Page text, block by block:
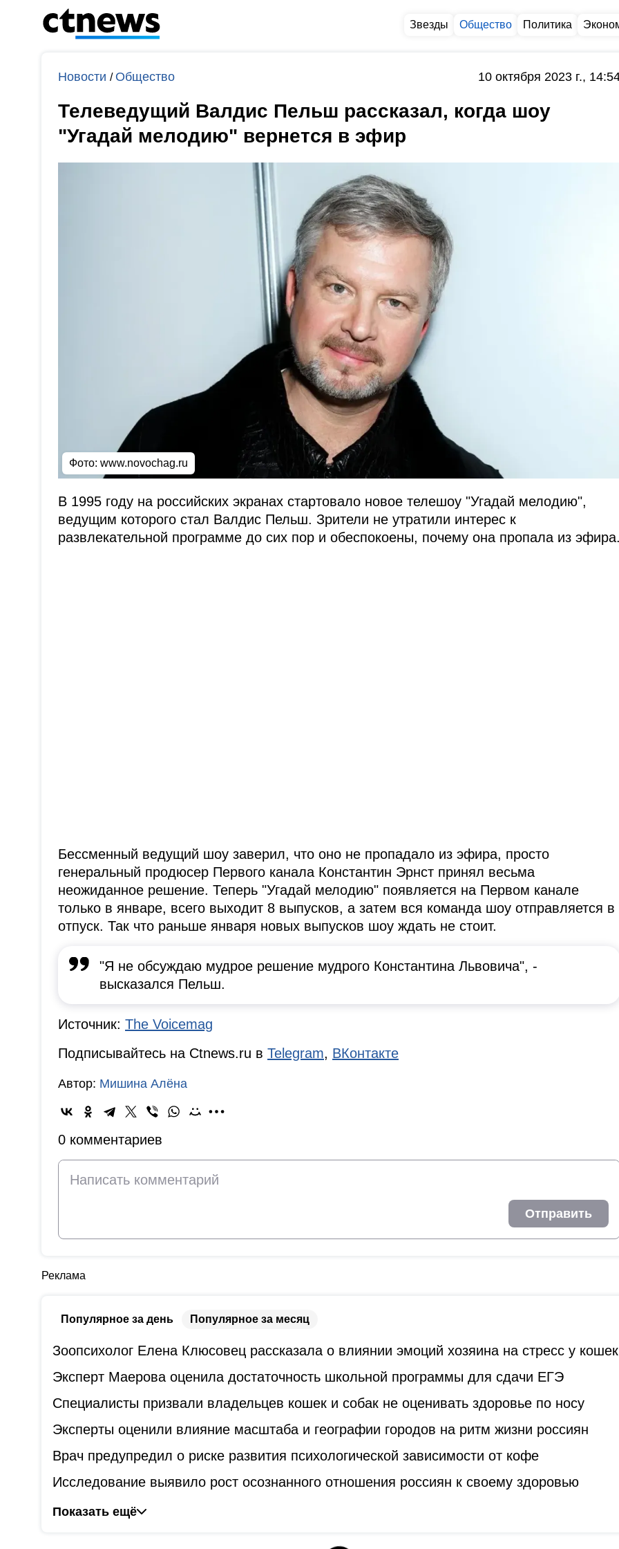
Звезды Общество Политика
Новости /Общество 10 октября 2023 г.,
Телеведущий Валдис Пельш рассказал, когда шоу
"Угадай мелодию" вернется в эфир
Фото: www.novochag.ru
В 1995 году на российских экранах стартовало новое телешоу "Угадай мелодию",
ведущим которого стал Валдис Пельш. Зрители не утратили интерес к
развлекательной программе до сих пор и обеспокоены, почему она пропала из
Бессменный ведущий шоу заверил, что оно не пропадало из эфира, просто
генеральный продюсер Первого канала Константин Эрнст принял весьма
неожиданное решение. Теперь "Угадай мелодию" появляется на Первом канале
только в январе, всего выходит 8 выпусков, а затем вся команда шоу отправляется в
отпуск. Так что раньше января новых выпусков шоу ждать не стоит.
"Я не обсуждаю мудрое решение мудрого Константина Львовича", -
высказался Пельш.
Источник: The Voicemag
Подписывайтесь на Ctnews.ru в Telegram, ВКонтакте
Автор: Мишина Алёна
0 комментариев
Отправить
Реклама
Популярное за день Популярное за месяц
Зоопсихолог Елена Клюсовец рассказала о влиянии эмоций хозяина на стресс у кошек
Эксперт Маерова оценила достаточность школьной программы для сдачи ЕГЭ
Специалисты призвали владельцев кошек и собак не оценивать здоровье по носу
Эксперты оценили влияние масштаба и географии городов на ритм жизни россиян
Врач предупредил о риске развития психологической зависимости от кофе
Исследование выявило рост осознанного отношения россиян к своему здоровью
Показать ещё